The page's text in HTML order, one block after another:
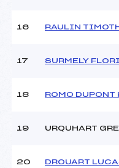
16 RAULIN
17 SURMELY
18 ROMO DUPONT
19 URQUHART
20 DROUART